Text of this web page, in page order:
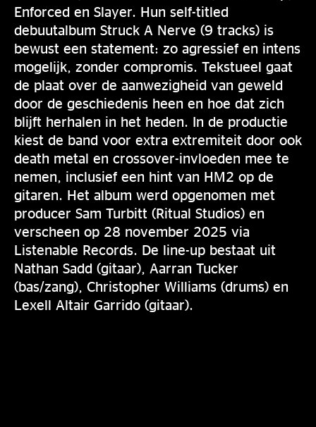
Enforced en Slayer. Hun self-titled
debuutalbum Struck A Nerve (9 tracks) is
bewust een statement: zo agressief en intens
mogelijk, zonder compromis. Tekstueel gaat
de plaat over de aanwezigheid van geweld
door de geschiedenis heen en hoe dat zich
blijft herhalen in het heden. In de productie
kiest de band voor extra extremiteit door ook
death metal en crossover-invloeden mee te
nemen, inclusief een hint van HM2 op de
gitaren. Het album werd opgenomen met
producer Sam Turbitt (Ritual Studios) en
verscheen op 28 november 2025 via
Listenable Records. De line-up bestaat uit
Nathan Sadd (gitaar), Aarran Tucker
(bas/zang), Christopher Williams (drums) en
Lexell Altair Garrido (gitaar).